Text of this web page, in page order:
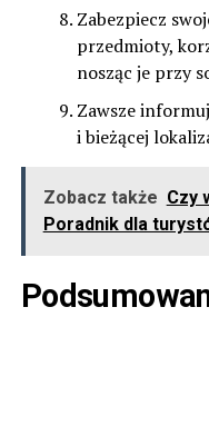
Zabezpiecz
przedmioty,
nosząc je przy
Zawsze
i bieżącej
Zobacz także Czy
Poradnik dla